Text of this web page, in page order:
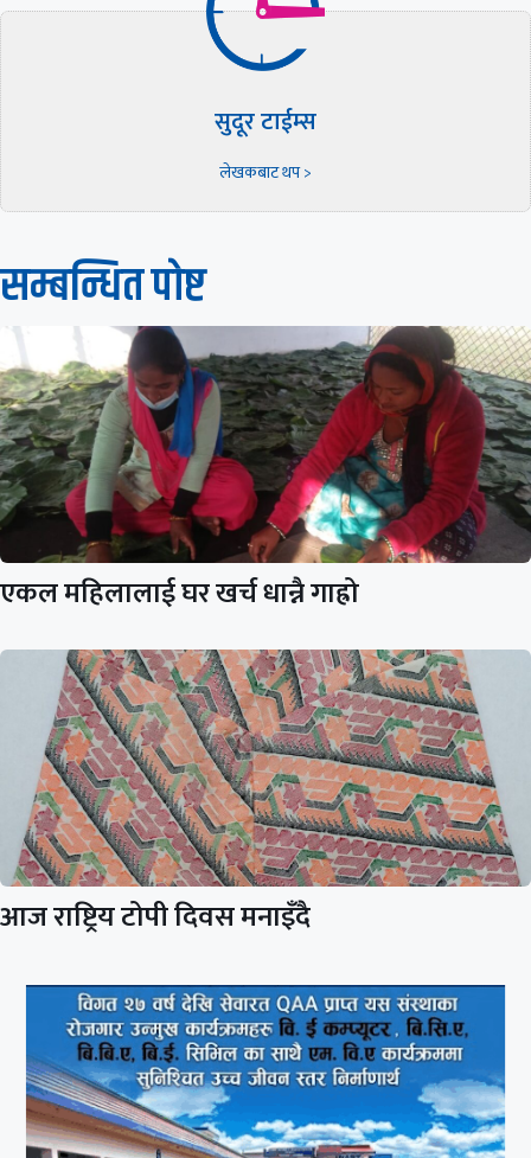
सुदूर टाईम्स
लेखकबाट थप >
सम्बन्धित पाेष्ट
एकल महिलालाई घर खर्च धान्नै गाह्रो
आज राष्ट्रिय टोपी दिवस मनाइँदै